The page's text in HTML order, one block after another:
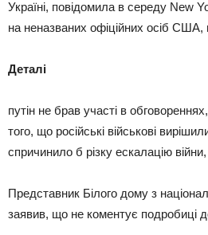
Україні, повідомила в середу New
на неназваних офіційних осіб США,
Деталі
путін не брав участі в
того, що російські військові
спричинило б різку ескалацію
Представник Білого дому з
заявив, що не коментує подробиці